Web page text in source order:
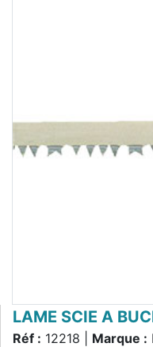
LAME SCIE A
Réf : 12218 | Marque :